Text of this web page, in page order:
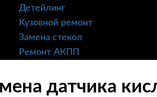
Детейлинг
Кузовной ремонт
Замена стекол
Ремонт АКПП
датчика